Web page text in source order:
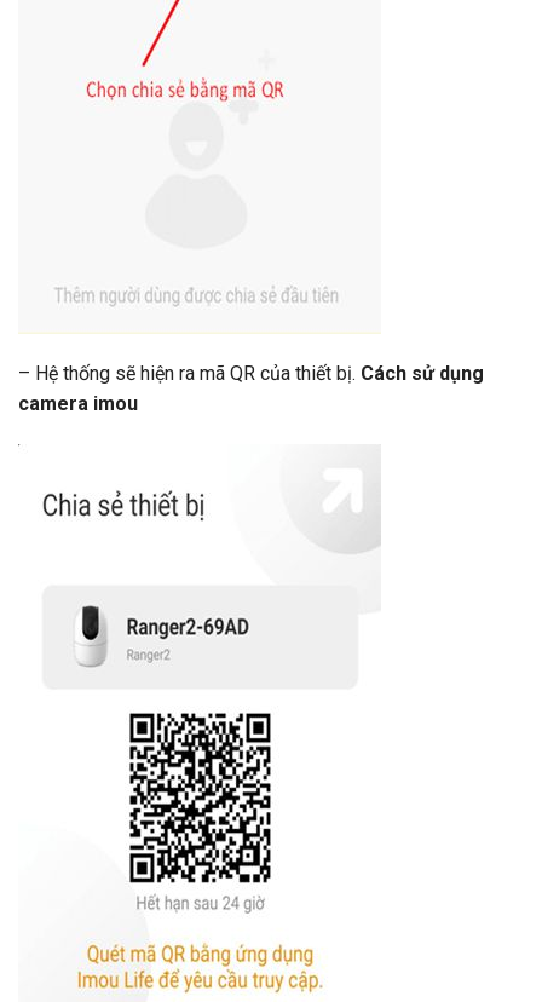
– Hệ thống sẽ hiện ra mã QR của thiết bị. Cách sử dụng
camera imou